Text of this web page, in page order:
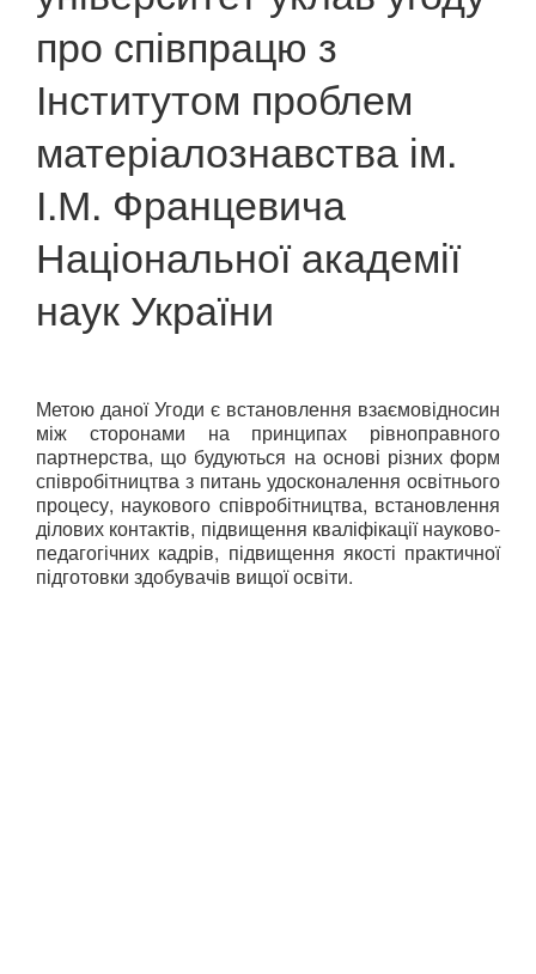
про співпрацю з
Інститутом проблем
матеріалознавства ім.
І.М. Францевича
Національної академії
наук України
Метою даної Угоди є встановлення взаємовідносин
між сторонами на принципах рівноправного
партнерства, що будуються на основі різних форм
співробітництва з питань удосконалення освітнього
процесу, наукового співробітництва, встановлення
ділових контактів, підвищення кваліфікації науково-
педагогічних кадрів, підвищення якості практичної
підготовки здобувачів вищої освіти.